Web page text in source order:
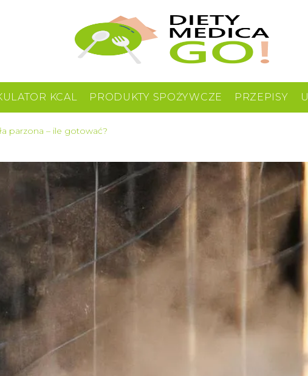
KCAL PRODUKTY SPOŻYWCZE PRZEPISY
parzona – ile gotować?